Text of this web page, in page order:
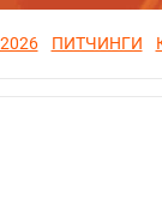
ПИТЧИНГИ